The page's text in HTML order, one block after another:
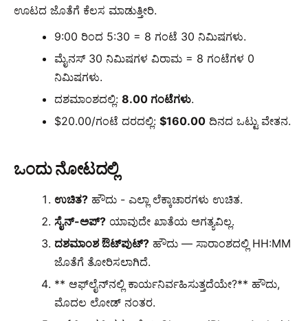
ಊಟದ ಜೊತೆಗೆ ಕೆಲಸ ಮಾಡುತ್ತೀರಿ.
9:00 ರಿಂದ 5:30 = 8 ಗಂಟೆ 30 ನಿಮಿಷಗಳು.
ಮೈನಸ್ 30 ನಿಮಿಷಗಳ ವಿರಾಮ = 8 ಗಂಟೆಗಳ 0
ನಿಮಿಷಗಳು.
ದಶಮಾಂಶದಲ್ಲಿ:8.00 ಗಂಟೆಗಳು.
$20.00/ಗಂಟೆ ದರದಲ್ಲಿ:$160.00 ದಿನದ ಒಟ್ಟು ವೇತನ.
ಒಂದು ನೋಟದಲ್ಲಿ
ಉಚಿತ? ಹೌದು - ಎಲ್ಲಾ ಲೆಕ್ಕಾಚಾರಗಳು ಉಚಿತ.
ಸೈನ್-ಅಪ್? ಯಾವುದೇ ಖಾತೆಯ ಅಗತ್ಯವಿಲ್ಲ.
ದಶಮಾಂಶ ಔಟ್‌ಪುಟ್? ಹೌದು — ಸಾರಾಂಶದಲ್ಲಿ HH:MM
ಜೊತೆಗೆ ತೋರಿಸಲಾಗಿದೆ.
** ಆಫ್‌ಲೈನ್‌ನಲ್ಲಿ ಕಾರ್ಯನಿರ್ವಹಿಸುತ್ತದೆಯೇ?** ಹೌದು,
ಮೊದಲ ಲೋಡ್ ನಂತರ.